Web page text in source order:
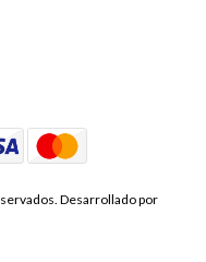
Desarrollado por